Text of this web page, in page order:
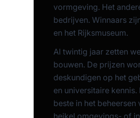
vormgeving. Het
bedrijven. Winnaars
en het Rijksmuseum.
Al twintig jaar zetten
bouwen. De prijzen
deskundigen op het
en universitaire
beste in het beheersen
heikel omgevings- of